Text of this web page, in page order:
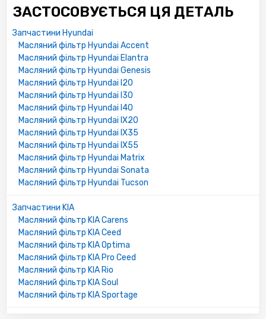
ЗАСТОСОВУЄТЬСЯ ЦЯ ДЕТАЛЬ
Запчастини Hyundai
Масляний фільтр Hyundai Accent
Масляний фільтр Hyundai Elantra
Масляний фільтр Hyundai Genesis
Масляний фільтр Hyundai I20
Масляний фільтр Hyundai I30
Масляний фільтр Hyundai I40
Масляний фільтр Hyundai IX20
Масляний фільтр Hyundai IX35
Масляний фільтр Hyundai IX55
Масляний фільтр Hyundai Matrix
Масляний фільтр Hyundai Sonata
Масляний фільтр Hyundai Tucson
Запчастини KIA
Масляний фільтр KIA Carens
Масляний фільтр KIA Ceed
Масляний фільтр KIA Optima
Масляний фільтр KIA Pro Ceed
Масляний фільтр KIA Rio
Масляний фільтр KIA Soul
Масляний фільтр KIA Sportage